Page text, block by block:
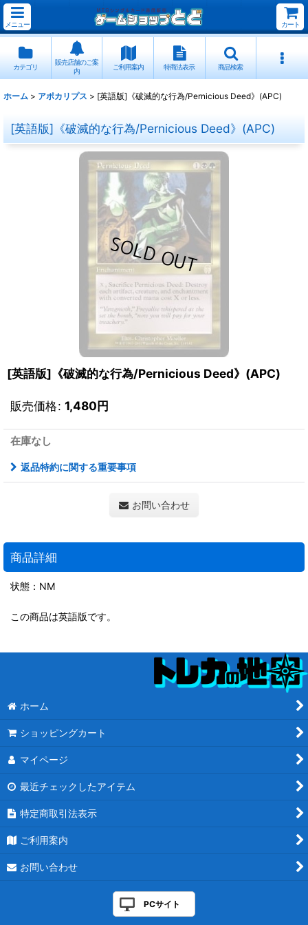
メニュー カート
カテゴリ
販売店舗のご案
内
ご利用案内 特商法表示 商品検索
ホーム > アポカリプス > [英語版]《破滅的な行為/Pernicious Deed》(APC)
[英語版]《破滅的な行為/Pernicious Deed》(APC)
[英語版]《破滅的な行為/Pernicious Deed》(APC)
販売価格: 1,480円
在庫なし
返品特約に関する重要事項
お問い合わせ
商品詳細
状態：NM
この商品は英語版です。
ホーム
ショッピングカート
マイページ
最近チェックしたアイテム
特定商取引法表示
ご利用案内
お問い合わせ
PCサイト